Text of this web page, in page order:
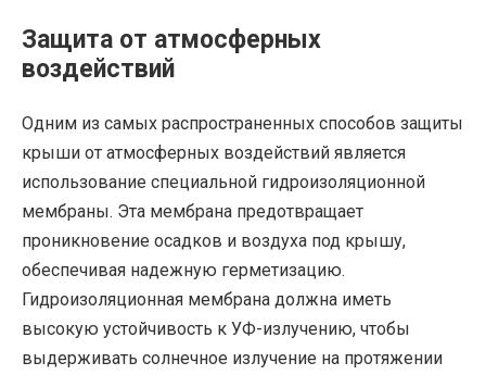
Защита от атмосферных
воздействий
Одним из самых распространенных способов защиты
крыши от атмосферных воздействий является
использование специальной гидроизоляционной
мембраны. Эта мембрана предотвращает
проникновение осадков и воздуха под крышу,
обеспечивая надежную герметизацию.
Гидроизоляционная мембрана должна иметь
высокую устойчивость к УФ-излучению, чтобы
выдерживать солнечное излучение на протяжении